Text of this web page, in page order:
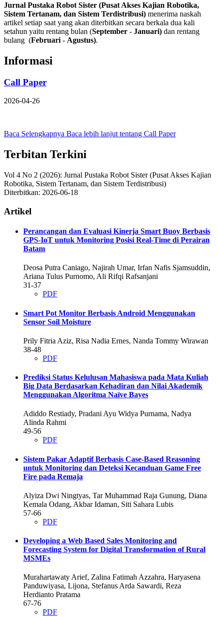
Jurnal Pustaka Robot Sister (Pusat Akses Kajian Robotika,
Sistem Tertanam, dan Sistem Terdistribusi) menerima naskah
artikel setiap saat yang akan diterbitkan secara berkala dua kali
setahun yaitu rentang bulan (September - Januari) dan rentang
bulang (Februari - Agustus).
Informasi
Call Paper
2026-04-26
Baca Selengkapnya Baca lebih lanjut tentang Call Paper
Terbitan Terkini
Vol 4 No 2 (2026): Jurnal Pustaka Robot Sister (Pusat Akses Kajian
Robotika, Sistem Tertanam, dan Sistem Terdistribusi)
Diterbitkan: 2026-06-18
Artikel
Perancangan dan Evaluasi Kinerja Smart Buoy Berbasis
GPS-IoT untuk Monitoring Posisi Real-Time di Perairan
Batam
Deosa Putra Caniago, Najirah Umar, Irfan Nafis Sjamsuddin,
Ariana Tulus Purnomo, Ali Rifqi Rafsanjani
31-37
PDF
Smart Pot Monitor Berbasis Android Menggunakan
Sensor Soil Moisture
Prily Fitria Aziz, Risa Nadia Ernes, Nanda Tommy Wirawan
38-48
PDF
Prediksi Status Kelulusan Mahasiswa pada Mata Kuliah
Big Data Berdasarkan Kehadiran dan Nilai Akademik
Menggunakan Algoritma Naïve Bayes
Adiddo Restiady, Pradani Ayu Widya Purnama, Nadya
Alinda Rahmi
49-56
PDF
Sistem Pakar Adaptif Berbasis Case-Based Reasoning
untuk Monitoring dan Deteksi Kecanduan Game Free
Fire pada Remaja
Alyiza Dwi Ningtyas, Tar Muhammad Raja Gunung, Diana
Kemala Odang, Akbar Idaman, Siti Sahara Lubis
57-66
PDF
Developing a Web Based Sales Monitoring and
Forecasting System for Digital Transformation of Rural
MSMEs
Murahartawaty Arief, Zalina Fatimah Azzahra, Haryasena
Panduwiyasa, Lijona, Stefanus Arda Sawardi, Reza
Herdianto Pratama
67-76
PDF